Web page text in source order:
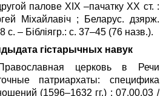
палове XIX –пачатку XX ст. :
Міхайлавіч ; Беларус. дзярж.
с. – Бібліягр.: с. 37–45 (76 назв.).
гістарычных навук
церковь в Речи
патриархаты: специфика
(1596–1632 гг.) : 07.00.03 /